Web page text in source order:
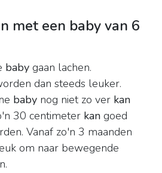
met een baby van 6
baby gaan lachen.
dan steeds leuker.
baby nog niet zo ver kan
30 centimeter kan goed
Vanaf zo'n 3 maanden
om naar bewegende